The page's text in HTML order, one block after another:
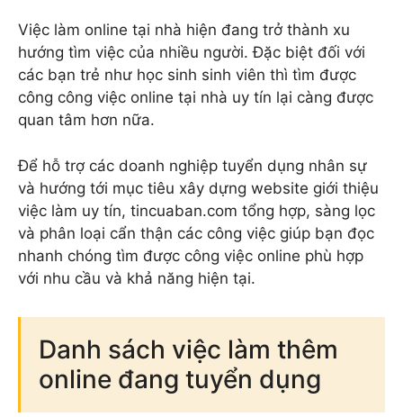
Việc làm online tại nhà hiện đang trở thành xu
hướng tìm việc của nhiều người. Đặc biệt đối với
các bạn trẻ như học sinh sinh viên thì tìm được
công công việc online tại nhà uy tín lại càng được
quan tâm hơn nữa.
Để hỗ trợ các doanh nghiệp tuyển dụng nhân sự
và hướng tới mục tiêu xây dựng website giới thiệu
việc làm uy tín, tincuaban.com tổng hợp, sàng lọc
và phân loại cẩn thận các công việc giúp bạn đọc
nhanh chóng tìm được công việc online phù hợp
với nhu cầu và khả năng hiện tại.
Danh sách việc làm thêm
online đang tuyển dụng